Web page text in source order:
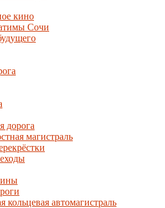
кино
Сочи
дорога
магистраль
кольцевая автомагистраль